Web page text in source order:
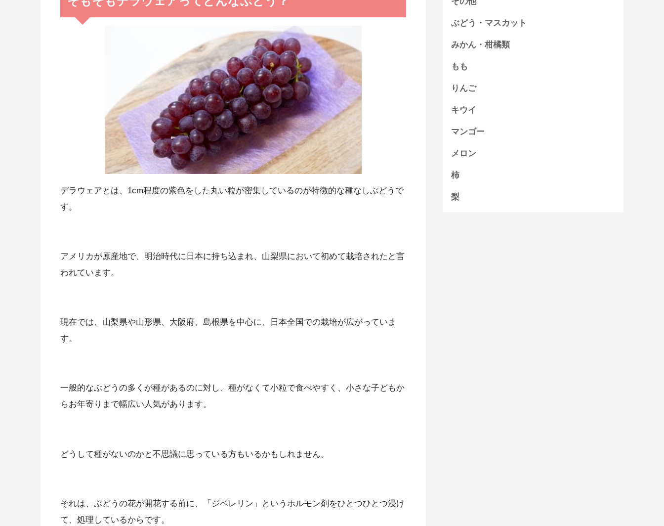
デラウェアとは、1cm程度の紫色をした丸い粒が密集しているのが特徴的な種なしぶどうで
す。
アメリカが原産地で、明治時代に日本に持ち込まれ、山梨県において初めて栽培されたと言
われています。
現在では、山梨県や山形県、大阪府、島根県を中心に、日本全国での栽培が広がっていま
す。
一般的なぶどうの多くが種があるのに対し、種がなくて小粒で食べやすく、小さな子どもか
らお年寄りまで幅広い人気があります。
どうして種がないのかと不思議に思っている方もいるかもしれません。
それは、ぶどうの花が開花する前に、「ジベレリン」というホルモン剤をひとつひとつ浸け
て、処理しているからです。
ぶどう・マスカット
みかん・柑橘類
もも
りんご
キウイ
マンゴー
メロン
柿
梨